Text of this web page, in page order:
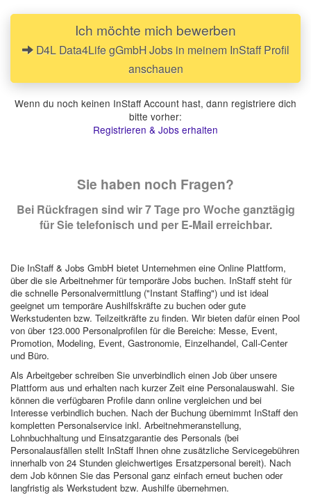
Ich möchte mich bewerben
D4L Data4Life gGmbH Jobs in meinem InStaff Profil
anschauen
Wenn du noch keinen InStaff Account hast, dann registriere dich
bitte vorher:
Registrieren & Jobs erhalten
Sie haben noch Fragen?
Bei Rückfragen sind wir 7 Tage pro Woche ganztägig
für Sie telefonisch und per E-Mail erreichbar.
Die InStaff & Jobs GmbH bietet Unternehmen eine Online Plattform,
über die sie Arbeitnehmer für temporäre Jobs buchen. InStaff steht für
die schnelle Personalvermittlung ("Instant Staffing") und ist ideal
geeignet um temporäre Aushilfskräfte zu buchen oder gute
Werkstudenten bzw. Teilzeitkräfte zu finden. Wir bieten dafür einen Pool
von über 123.000 Personalprofilen für die Bereiche: Messe, Event,
Promotion, Modeling, Event, Gastronomie, Einzelhandel, Call-Center
und Büro.
Als Arbeitgeber schreiben Sie unverbindlich einen Job über unsere
Plattform aus und erhalten nach kurzer Zeit eine Personalauswahl. Sie
können die verfügbaren Profile dann online vergleichen und bei
Interesse verbindlich buchen. Nach der Buchung übernimmt InStaff den
kompletten Personalservice inkl. Arbeitnehmeranstellung,
Lohnbuchhaltung und Einsatzgarantie des Personals (bei
Personalausfällen stellt InStaff Ihnen ohne zusätzliche Servicegebühren
innerhalb von 24 Stunden gleichwertiges Ersatzpersonal bereit). Nach
dem Job können Sie das Personal ganz einfach erneut buchen oder
langfristig als Werkstudent bzw. Aushilfe übernehmen.